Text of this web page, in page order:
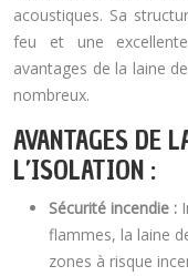
acoustiques. Sa
feu et une
avantages de la laine
nombreux.
AVANTAGES DE
L’ISOLATION :
Sécurité incendie :
flammes, la laine
zones à risque